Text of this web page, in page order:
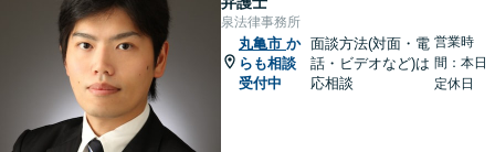
泉法律事務所
丸亀市 か
らも相談
受付中
面談方法(対面・電
話・ビデオなど)は
応相談
営業時
間：本日
定休日